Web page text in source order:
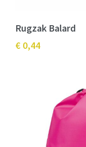
Rugzak Balard
€ 0,44